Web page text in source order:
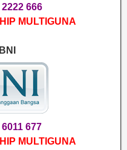
666
MULTIGUNA
677
MULTIGUNA